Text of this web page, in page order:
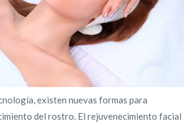
existen nuevas formas para
del rostro. El rejuvenecimiento facial